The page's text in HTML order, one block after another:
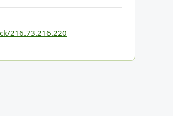
216.73.216.220